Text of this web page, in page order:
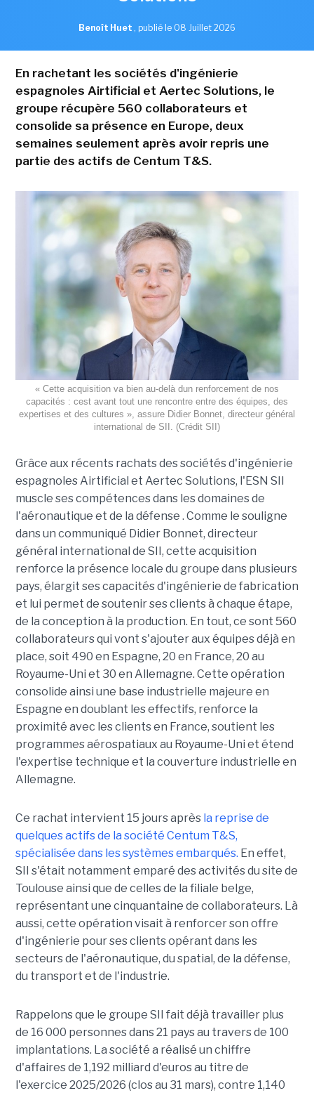
Benoît Huet , publié le 08 Juillet 2026
En rachetant les sociétés d'ingénierie
espagnoles Airtificial et Aertec Solutions, le
groupe récupère 560 collaborateurs et
consolide sa présence en Europe, deux
semaines seulement après avoir repris une
partie des actifs de Centum T&S.
« Cette acquisition va bien au-delà dun renforcement de nos
capacités : cest avant tout une rencontre entre des équipes, des
expertises et des cultures », assure Didier Bonnet, directeur général
international de SII. (Crédit SII)
Grâce aux récents rachats des sociétés d'ingénierie
espagnoles Airtificial et Aertec Solutions, l'ESN SII
muscle ses compétences dans les domaines de
l'aéronautique et de la défense . Comme le souligne
dans un communiqué Didier Bonnet, directeur
général international de SII, cette acquisition
renforce la présence locale du groupe dans plusieurs
pays, élargit ses capacités d'ingénierie de fabrication
et lui permet de soutenir ses clients à chaque étape,
de la conception à la production. En tout, ce sont 560
collaborateurs qui vont s'ajouter aux équipes déjà en
place, soit 490 en Espagne, 20 en France, 20 au
Royaume-Uni et 30 en Allemagne. Cette opération
consolide ainsi une base industrielle majeure en
Espagne en doublant les effectifs, renforce la
proximité avec les clients en France, soutient les
programmes aérospatiaux au Royaume-Uni et étend
l'expertise technique et la couverture industrielle en
Allemagne.
Ce rachat intervient 15 jours après la reprise de
quelques actifs de la société Centum T&S,
spécialisée dans les systèmes embarqués. En effet,
SII s'était notamment emparé des activités du site de
Toulouse ainsi que de celles de la filiale belge,
représentant une cinquantaine de collaborateurs. Là
aussi, cette opération visait à renforcer son offre
d'ingénierie pour ses clients opérant dans les
secteurs de l'aéronautique, du spatial, de la défense,
du transport et de l'industrie.
Rappelons que le groupe SII fait déjà travailler plus
de 16 000 personnes dans 21 pays au travers de 100
implantations. La société a réalisé un chiffre
d'affaires de 1,192 milliard d'euros au titre de
l'exercice 2025/2026 (clos au 31 mars), contre 1,140